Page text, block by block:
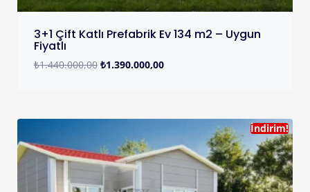
3+1 Çift Katlı Prefabrik Ev 134 m2 – Uygun
Fiyatlı
₺1.440.000,00 ₺1.390.000,00
İndirim!